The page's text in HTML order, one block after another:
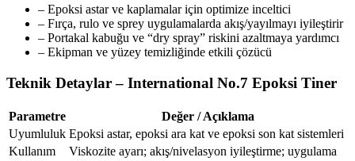
– Epoksi astar ve kaplamalar için optimize inceltici
– Fırça, rulo ve sprey uygulamalarda akış/yayılmayı iyileştirir
– Portakal kabuğu ve “dry spray” riskini azaltmaya yardımcı
– Ekipman ve yüzey temizliğinde etkili çözücü
Teknik Detaylar – International No.7 Epoksi Tiner
Parametre
Değer / Açıklama
Uyumluluk Epoksi astar, epoksi ara kat ve epoksi son kat sistemleri
Kullanım
Viskozite ayarı; akış/nivelasyon iyileştirme; uygulama